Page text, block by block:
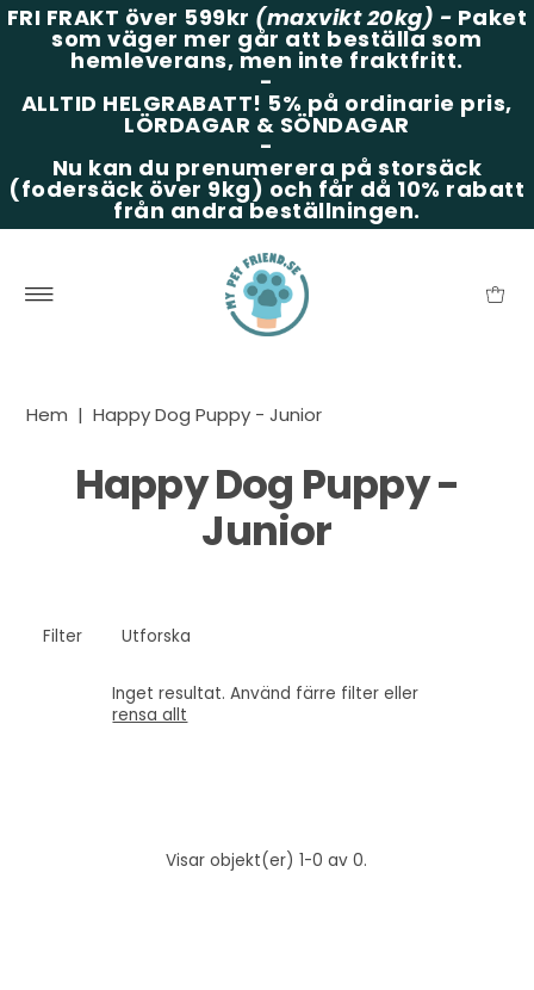
FRI FRAKT över 599kr (maxvikt 20kg) - Paket
som väger mer går att beställa som
hemleverans, men inte fraktfritt.
-
ALLTID HELGRABATT! 5% på ordinarie pris,
LÖRDAGAR & SÖNDAGAR
-
Nu kan du prenumerera på storsäck
(fodersäck över 9kg) och får då 10% rabatt
från andra beställningen.
Hem | Happy Dog Puppy - Junior
Happy Dog Puppy -
Junior
Filter Utforska
Inget resultat. Använd färre filter eller
rensa allt
Visar objekt(er) 1-0 av 0.